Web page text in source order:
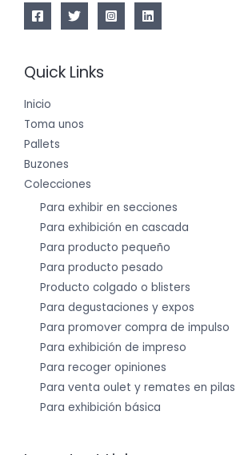
Quick Links
Inicio
Toma unos
Pallets
Buzones
Colecciones
Para exhibir en secciones
Para exhibición en cascada
Para producto pequeño
Para producto pesado
Producto colgado o blisters
Para degustaciones y expos
Para promover compra de impulso
Para exhibición de impreso
Para recoger opiniones
Para venta oulet y remates en pilas
Para exhibición básica